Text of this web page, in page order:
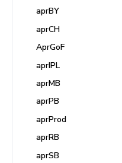
aprBY
aprCH
AprGoF
aprIPL
aprMB
aprPB
aprProd
aprRB
aprSB